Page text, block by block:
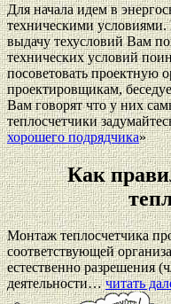
Для начала идем в
техническими условиями.
выдачу техусловий Вам
технических условий
посоветовать проектную
проектировщикам,
Вам говорят что у них
теплосчетчики
хорошего подрядчика»
Как
Монтаж теплосчетчика
соответствующей
естественно разрешения
деятельности…читать